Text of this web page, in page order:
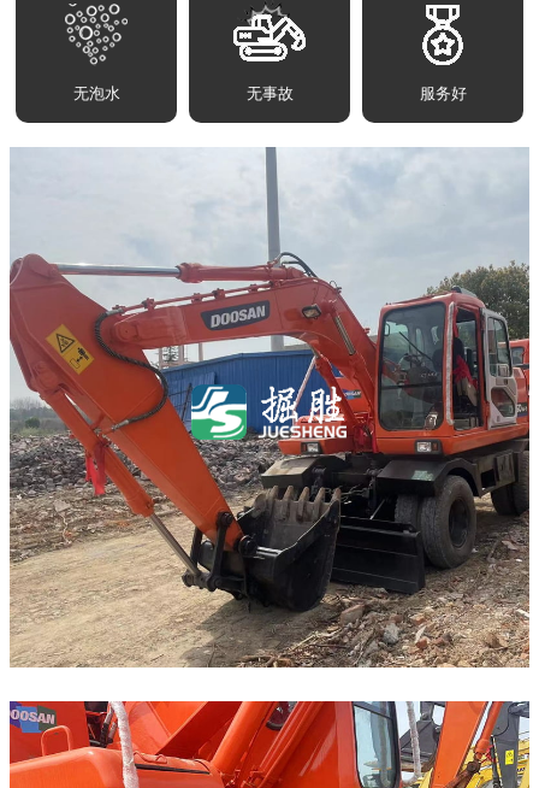
无泡水 无事故 服务好